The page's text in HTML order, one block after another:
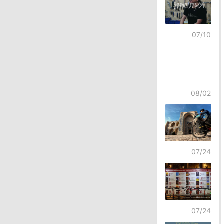
07/10
08/02
07/24
07/24